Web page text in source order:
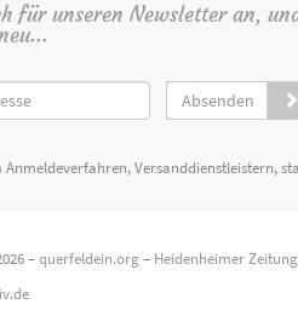
für unseren Newsletter an,
Absenden
Anmeldeverfahren, Versanddienstleistern,
–querfeldein.org– Heidenheimer